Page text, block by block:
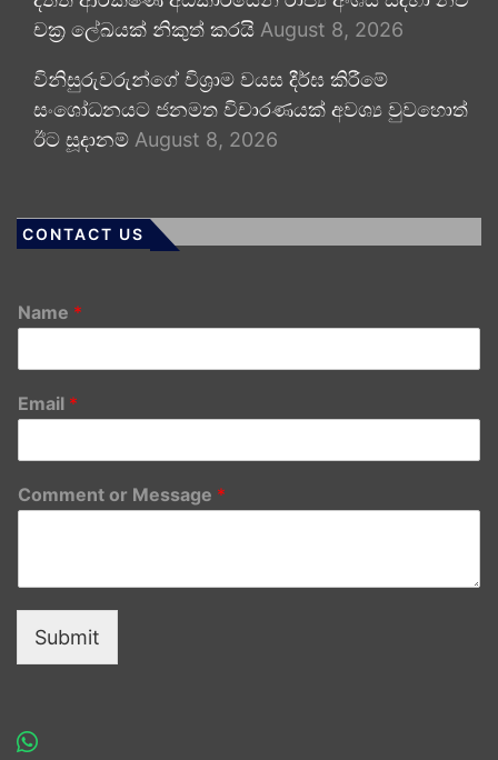
චක්‍ර ලේඛයක් නිකුත් කරයි August 8, 2026
විනිසුරුවරුන්ගේ විශ්‍රාම වයස දීර්ඝ කිරීමේ
සංශෝධනයට ජනමත විචාරණයක් අවශ්‍ය වුවහොත්
ඊට සූදානම් August 8, 2026
CONTACT US
Name *
Email *
Comment or Message *
Submit